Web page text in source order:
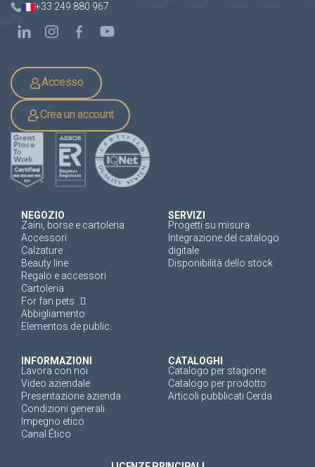
+33 249 880 967
Accesso
Crea un account
NEGOZIO
Zaini, borse e cartoleria
Accessori
Calzature
Beauty line
Regalo e accessori
Cartoleria
For fan pets
Abbigliamento
Elementos de public.
SERVIZI
Progetti su misura
Integrazione del catalogo
digitale
Disponibilità dello stock
INFORMAZIONI
Lavora con noi
Video aziendale
Presentazione azienda
Condizioni generali
Impegno etico
Canal Ético
CATALOGHI
Catalogo per stagione
Catalogo per prodotto
Articoli pubblicati Cerda